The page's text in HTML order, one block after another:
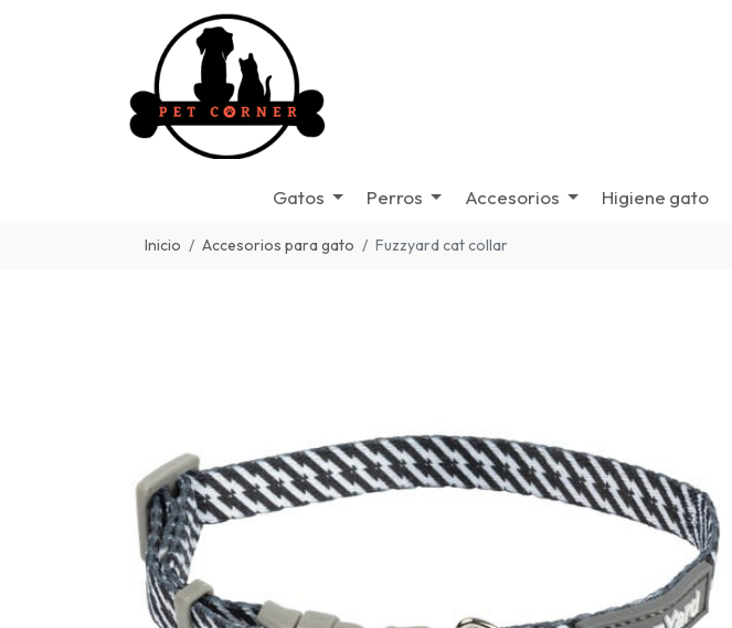
Gatos Perros Accesorios Higiene gato
Inicio Accesorios para gato Fuzzyard cat collar